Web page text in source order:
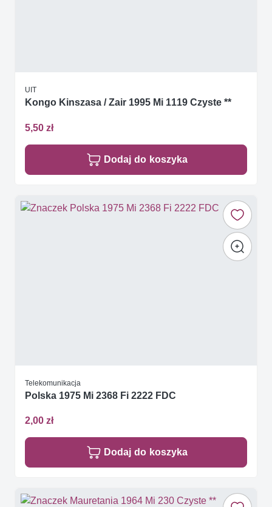
UIT
Kongo Kinszasa / Zair 1995 Mi 1119 Czyste **
5,50 zł
Dodaj do koszyka
Telekomunikacja
Polska 1975 Mi 2368 Fi 2222 FDC
2,00 zł
Dodaj do koszyka